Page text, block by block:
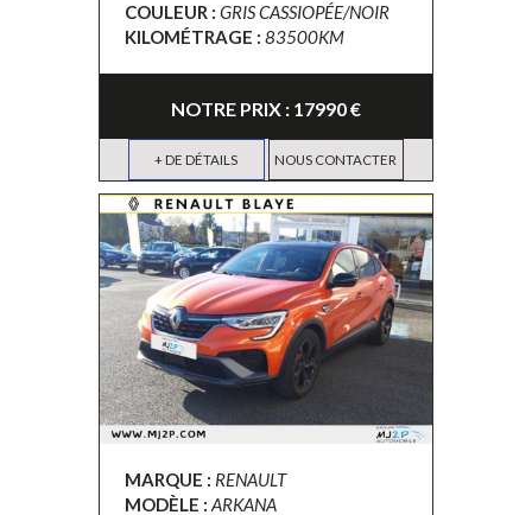
COULEUR : GRIS CASSIOPÉE/NOIR
KILOMÉTRAGE : 83500KM
NOTRE PRIX : 17990 €
+ DE DÉTAILS NOUS CONTACTER
MARQUE : RENAULT
MODÈLE : ARKANA